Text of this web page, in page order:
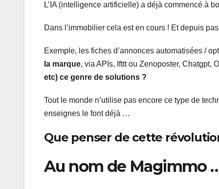
L’IA (intelligence artificielle) a déjà commencé à
Dans l’immobilier cela est en cours ! Et depuis
Exemple, les fiches d’annonces automatisées /
la marque, via APIs, Ifttt ou Zenoposter, Chatgpt,
etc) ce genre de solutions ?
Tout le monde n’utilise pas encore ce type de
enseignes le font déjà …
Que penser de cette
Au nom de Magimmo